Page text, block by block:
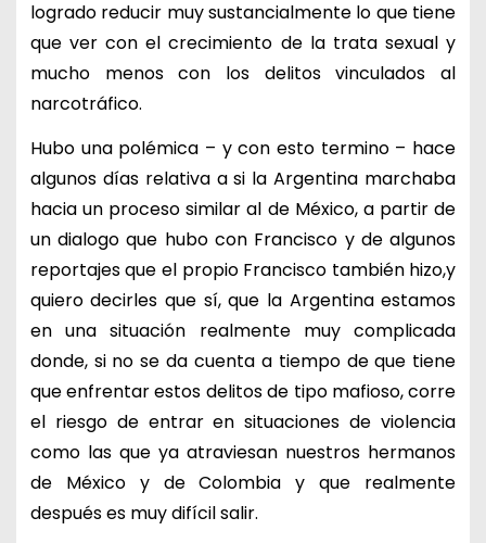
logrado reducir muy sustancialmente lo que tiene
que ver con el crecimiento de la trata sexual y
mucho menos con los delitos vinculados al
narcotráfico.
Hubo una polémica – y con esto termino – hace
algunos días relativa a si la Argentina marchaba
hacia un proceso similar al de México, a partir de
un dialogo que hubo con Francisco y de algunos
reportajes que el propio Francisco también hizo,y
quiero decirles que sí, que la Argentina estamos
en una situación realmente muy complicada
donde, si no se da cuenta a tiempo de que tiene
que enfrentar estos delitos de tipo mafioso, corre
el riesgo de entrar en situaciones de violencia
como las que ya atraviesan nuestros hermanos
de México y de Colombia y que realmente
después es muy difícil salir.